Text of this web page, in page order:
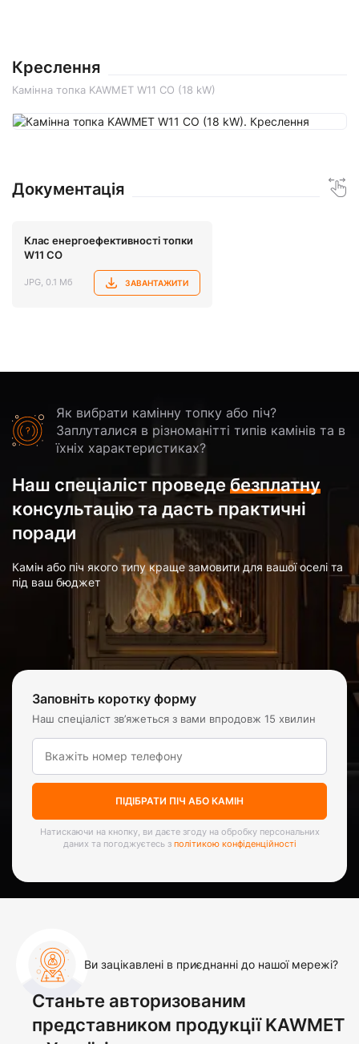
Креслення
Камінна топка KAWMET W11 CO (18 kW)
Документація
Клас енергоефективності топки
W11 CO
JPG, 0.1 Мб ЗАВАНТАЖИТИ
Як вибрати камінну топку або піч?
Заплуталися в різноманітті типів камінів та в
їхніх характеристиках?
Наш спеціаліст проведебезплатну
консультацію та дасть практичні
поради
Камін або піч якого типу краще замовити для вашої оселі та
під ваш бюджет
Заповніть коротку форму
Наш спеціаліст зв’яжеться з вами впродовж 15 хвилин
ПІДІБРАТИ ПІЧ АБО КАМІН
Натискаючи на кнопку, ви даєте згоду на обробку персональних
даних та погоджуєтесь з політикою конфіденційності
Ви зацікавлені в приєднанні до нашої мережі?
Станьте авторизованим
представником продукції KAWMET